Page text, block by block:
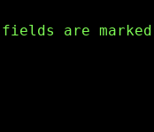
fields are marked